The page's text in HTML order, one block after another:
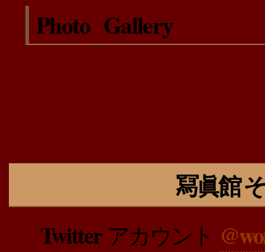
Photo Gallery
冩眞館
Twitterアカウント